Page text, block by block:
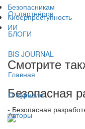
От партнёров
БЛОГИ
BIS JOURNAL
Главная
О журнале
Авторы
Безопасникам
Киберпреступность
ИИ
Смотрите
Безопасная
- Безопасная